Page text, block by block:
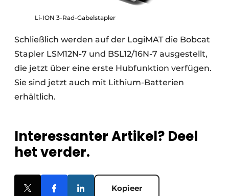
Li-ION 3-Rad-Gabelstapler
Schließlich werden auf der LogiMAT die Bobcat
Stapler LSM12N-7 und BSL12/16N-7 ausgestellt,
die jetzt über eine erste Hubfunktion verfügen.
Sie sind jetzt auch mit Lithium-Batterien
erhältlich.
Interessanter Artikel? Deel
het verder.
Kopieer